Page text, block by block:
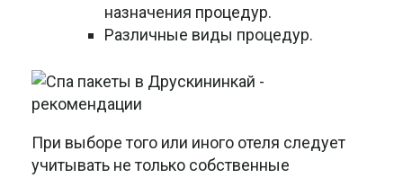
назначения процедур.
Различные виды процедур.
При выборе того или иного отеля следует
учитывать не только собственные